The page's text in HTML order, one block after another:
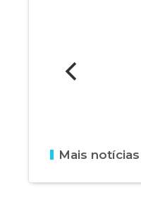
Mais notícias